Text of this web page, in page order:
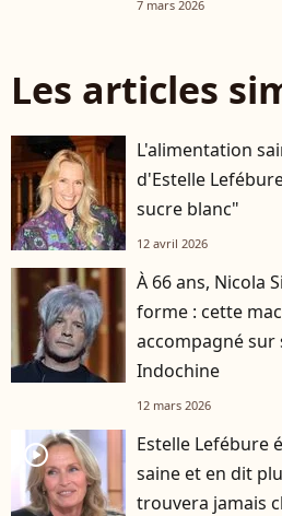
7 mars 2026
Les articles
L'alimentation
d'Estelle
sucre blanc"
12 avril 2026
À 66 ans, Nicola
forme : cette
accompagné sur
Indochine
12 mars 2026
player2
Estelle Lefébure
saine et en dit
trouvera jamais